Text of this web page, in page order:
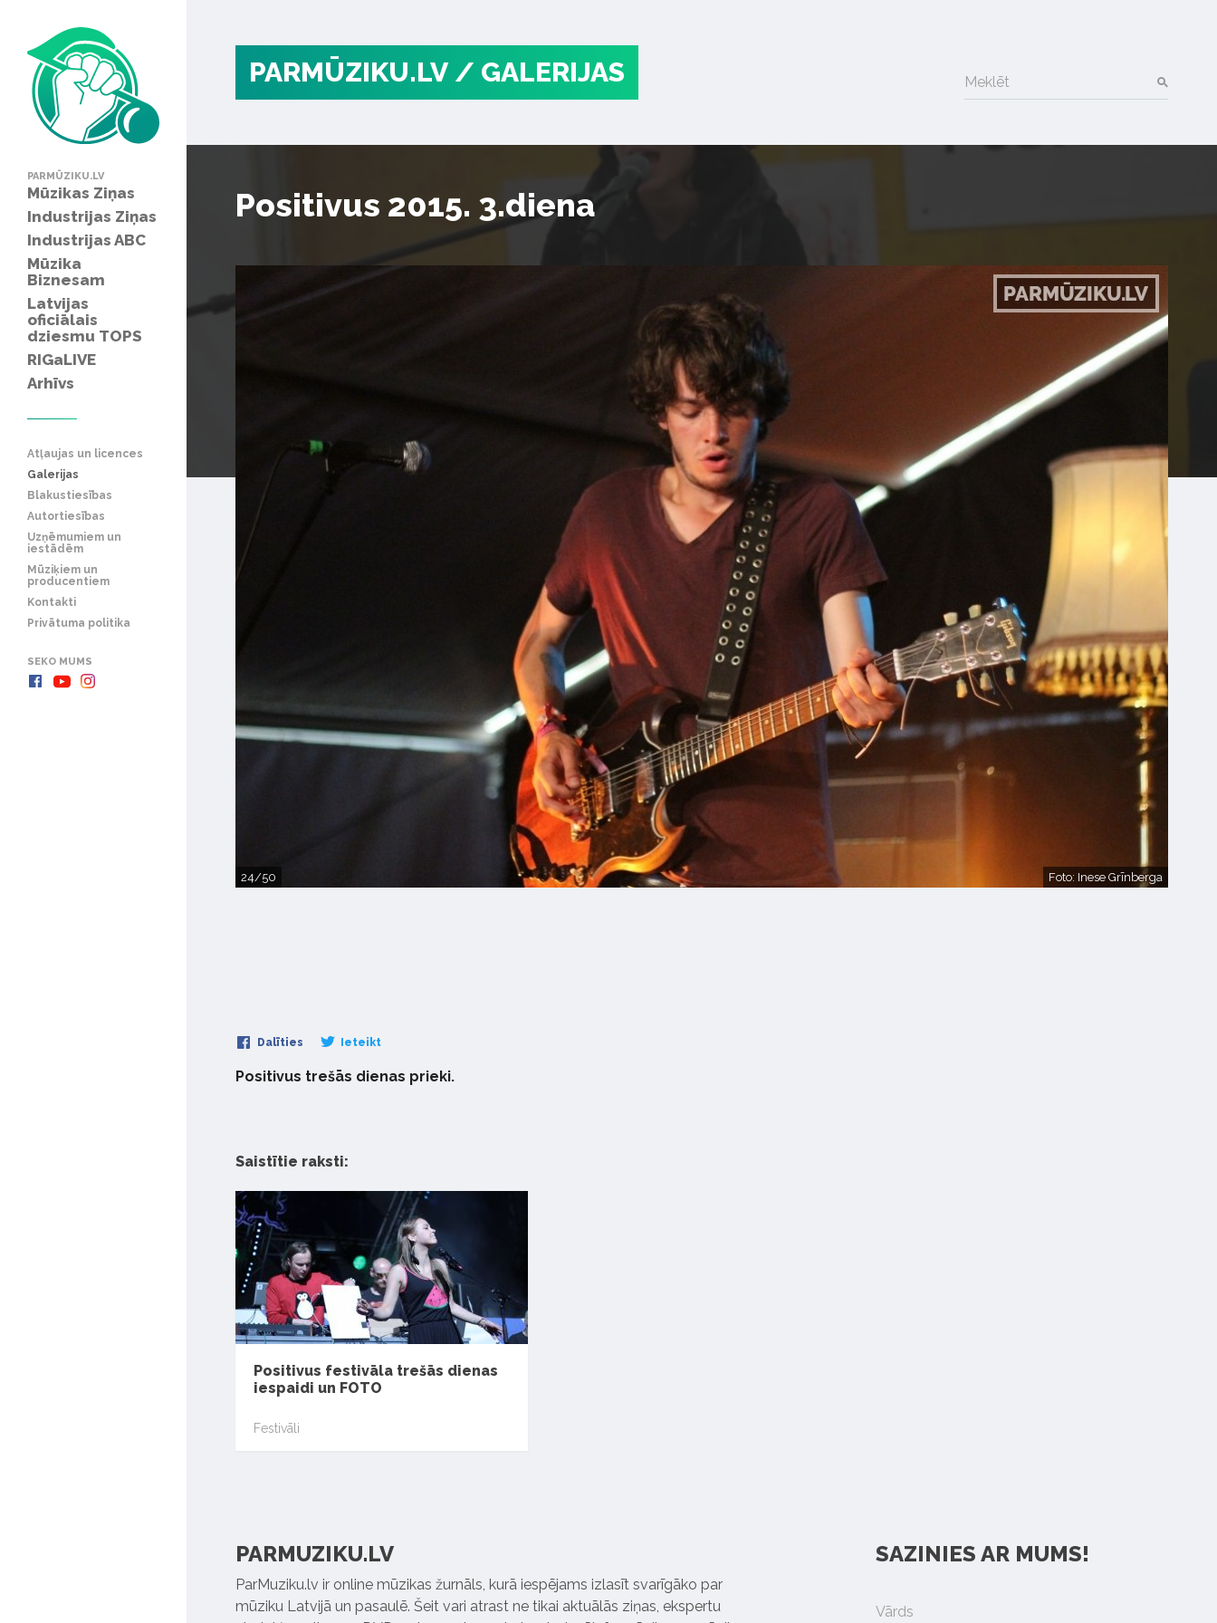
PARMŪZIKU.LV
Mūzikas Ziņas
Industrijas Ziņas
Industrijas ABC
Mūzika
Biznesam
Latvijas
oficiālais
dziesmu TOPS
RIGaLIVE
Arhīvs
Atļaujas un licences
Galerijas
Blakustiesības
Autortiesības
Uzņēmumiem un
iestādēm
Mūziķiem un
producentiem
Kontakti
Privātuma politika
SEKO MUMS
PARMŪZIKU.LV / GALERIJAS Meklēt
Positivus 2015. 3.diena
24/50 Foto: Inese Grīnberga
Dalīties Ieteikt
Positivus trešās dienas prieki.
Saistītie raksti:
Positivus festivāla trešās dienas
iespaidi un FOTO
Festivāli
PARMUZIKU.LV
ParMuziku.lv ir online mūzikas žurnāls, kurā iespējams izlasīt svarīgāko par
mūziku Latvijā un pasaulē. Šeit vari atrast ne tikai aktuālās ziņas, ekspertu
SAZINIES AR MUMS!
Vārds